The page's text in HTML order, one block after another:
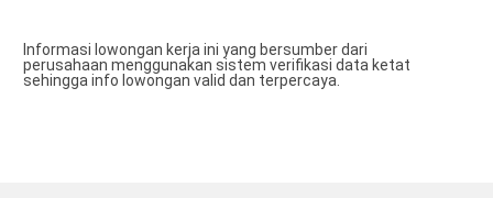
Informasi lowongan kerja ini yang bersumber dari
perusahaan menggunakan sistem verifikasi data ketat
sehingga info lowongan valid dan terpercaya.